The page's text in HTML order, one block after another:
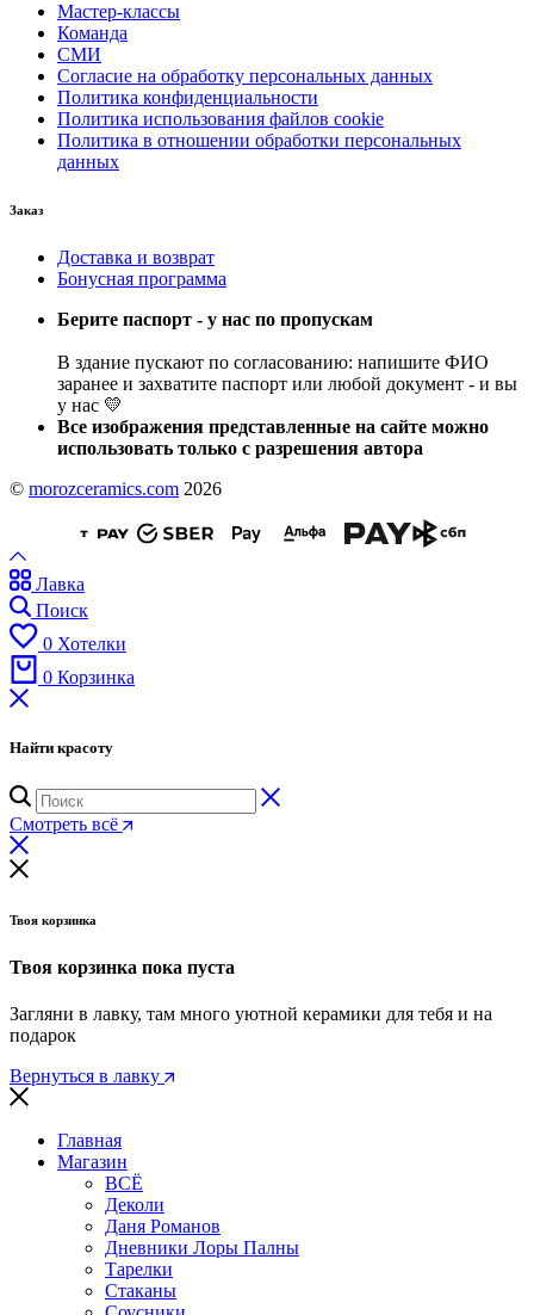
Мастер-классы
Команда
СМИ
Согласие на обработку персональных данных
Политика конфиденциальности
Политика использования файлов cookie
Политика в отношении обработки персональных
данных
Заказ
Доставка и возврат
Бонусная программа
Берите паспорт - у нас по пропускам
В здание пускают по согласованию: напишите ФИО
заранее и захватите паспорт или любой документ - и вы
у нас 💛
Все изображения представленные на сайте можно
использовать только с разрешения автора
© morozceramics.com 2026
Лавка
Поиск
0 Хотелки
0 Корзинка
Найти красоту
Смотреть всё
Твоя корзинка
Твоя корзинка пока пуста
Загляни в лавку, там много уютной керамики для тебя и на
подарок
Вернуться в лавку
Главная
Магазин
ВСЁ
Деколи
Даня Романов
Дневники Лоры Палны
Тарелки
Стаканы